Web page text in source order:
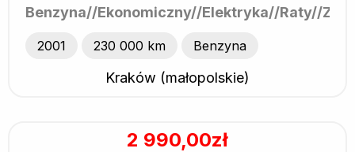
Benzyna//Ekonomiczny//Elektryka//Raty//
2001 230 000 km Benzyna
Kraków (małopolskie)
2 990,00zł